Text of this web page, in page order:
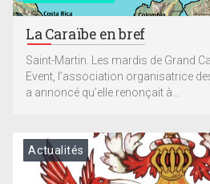
La Caraïbe en bref
Saint-Martin. Les mardis de Grand
Event, l’association organisatrice
a annoncé qu’elle renonçait à...
Actualités